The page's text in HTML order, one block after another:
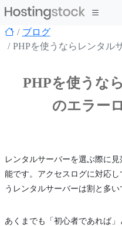
ブログ
PHPを使うならレンタル
PHPを使うな
のエラー
レンタルサーバーを選ぶ際に
能です。アクセスログに対応
うレンタルサーバーは割と多い
あくまでも「初心者であれば